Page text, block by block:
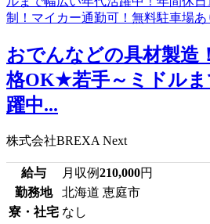
おでんなどの具材製造
格OK★若手～ミドルま
躍中...
株式会社BREXA Next
給与 月収例210,000円
勤務地
北海道 恵庭市
寮・社宅 なし